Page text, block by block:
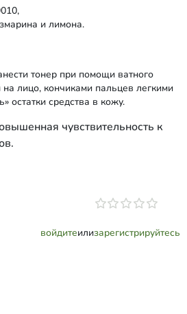
и лимона.
тонер при помощи ватного
лицо, кончиками пальцев легкими
остатки средства в кожу.
чувствительность к
войдитеилизарегистрируйтесь